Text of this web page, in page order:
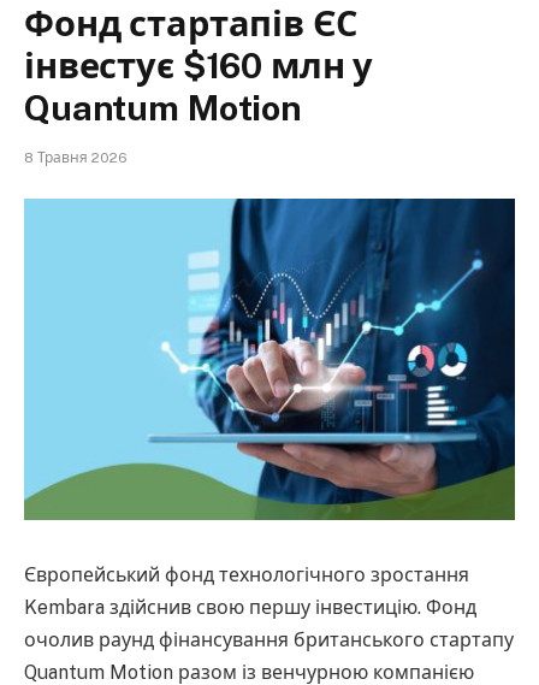
Фонд стартапів ЄС
інвестує $160 млн у
Quantum Motion
8 Травня 2026
Європейський фонд технологічного зростання
Kembara здійснив свою першу інвестицію. Фонд
очолив раунд фінансування британського стартапу
Quantum Motion разом із венчурною компанією